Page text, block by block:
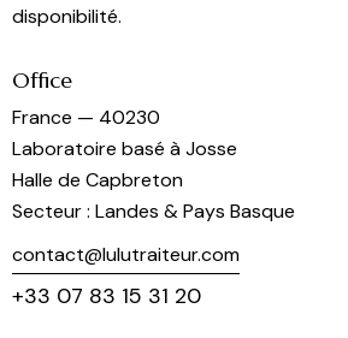
disponibilité.
Office
France — 40230
Laboratoire basé à Josse
Halle de Capbreton
Secteur : Landes & Pays Basque
contact@lulutraiteur.com
+33 07 83 15 31 20